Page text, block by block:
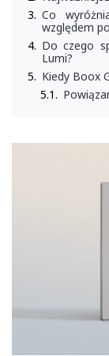
Co
względem
Do czego
Lumi?
Kiedy Boox